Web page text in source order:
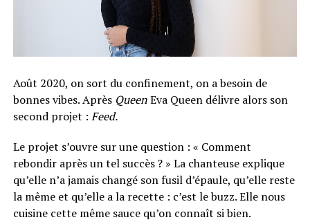
Août 2020, on sort du confinement, on a besoin de
bonnes vibes. Après QueenEva Queen délivre alors son
second projet : Feed.
Le projet s’ouvre sur une question : « Comment
rebondir après un tel succès ? » La chanteuse explique
qu’elle n’a jamais changé son fusil d’épaule, qu’elle reste
la même et qu’elle a la recette : c’est le buzz. Elle nous
cuisine cette même sauce qu’on connaît si bien.